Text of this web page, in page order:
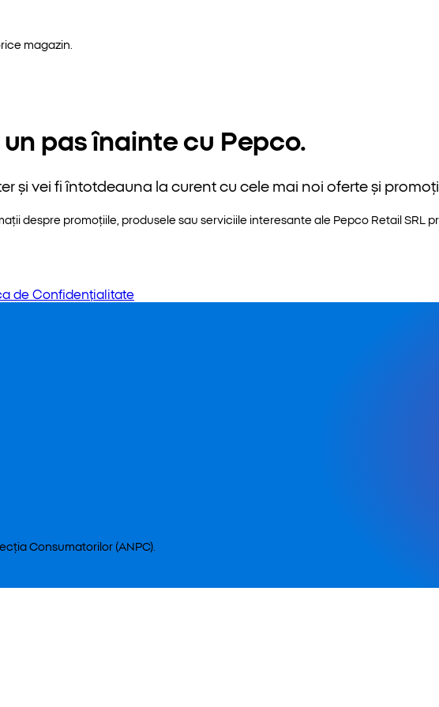
magazin.
pas înainte cu Pepco.
și vei fi întotdeauna la curent cu cele mai noi oferte și
despre promoțiile, produsele sau serviciile interesante ale Pepco Retail SRL
de Confidențialitate
Consumatorilor (ANPC).